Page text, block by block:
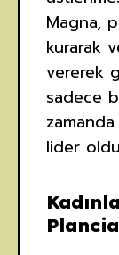
Magna,
kurarak
vererek
sadece
lider